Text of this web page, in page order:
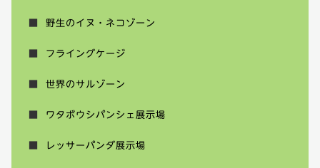
野生のイヌ・ネコゾーン
フライングケージ
世界のサルゾーン
ワタボウシパンシェ展示場
レッサーパンダ展示場